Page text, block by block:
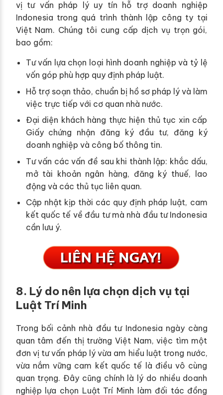
vị tư vấn pháp lý uy tín hỗ trợ doanh nghiệp
Indonesia trong quá trình thành lập công ty tại
Việt Nam. Chúng tôi cung cấp dịch vụ trọn gói,
bao gồm:
Tư vấn lựa chọn loại hình doanh nghiệp và tỷ lệ
vốn góp phù hợp quy định pháp luật.
Hỗ trợ soạn thảo, chuẩn bị hồ sơ pháp lý và làm
việc trực tiếp với cơ quan nhà nước.
Đại diện khách hàng thực hiện thủ tục xin cấp
Giấy chứng nhận đăng ký đầu tư, đăng ký
doanh nghiệp và công bố thông tin.
Tư vấn các vấn đề sau khi thành lập: khắc dấu,
mở tài khoản ngân hàng, đăng ký thuế, lao
động và các thủ tục liên quan.
Cập nhật kịp thời các quy định pháp luật, cam
kết quốc tế về đầu tư mà nhà đầu tư Indonesia
cần lưu ý.
8. Lý do nên lựa chọn dịch vụ tại
Luật Trí Minh
Trong bối cảnh nhà đầu tư Indonesia ngày càng
quan tâm đến thị trường Việt Nam, việc tìm một
đơn vị tư vấn pháp lý vừa am hiểu luật trong nước,
vừa nắm vững cam kết quốc tế là điều vô cùng
quan trọng. Đây cũng chính là lý do nhiều doanh
nghiệp lựa chọn Luật Trí Minh làm đối tác đồng